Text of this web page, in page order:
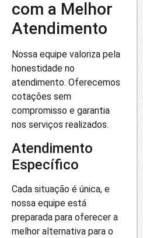
com a Melhor
Atendimento
Nossa equipe valoriza pela
honestidade no
atendimento. Oferecemos
cotações sem
compromisso e garantia
nos serviços realizados.
Atendimento
Específico
Cada situação é única, e
nossa equipe está
preparada para oferecer a
melhor alternativa para o